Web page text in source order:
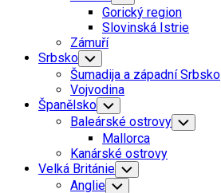
Child
Menu
Gorický region
Slovinská Istrie
Zámuří
Srbsko Toggle
Child
Menu
Šumadija a západní Srbsko
Vojvodina
Španělsko Toggle
Child
Menu
Baleárské ostrovy Toggle
Child
Mallorca
Kanárské ostrovy
Velká Británie Toggle
Child
Anglie Toggle